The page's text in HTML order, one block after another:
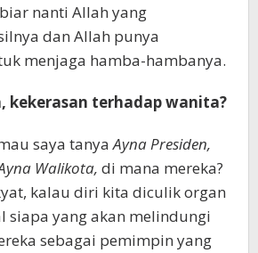
nanti Allah yang
dan Allah punya
menjaga hamba-hambanya.
kekerasan terhadap wanita?
saya tanyaAyna Presiden,
Walikota, di mana mereka?
kalau diri kita diculik organ
yang akan melindungi
sebagai pemimpin yang